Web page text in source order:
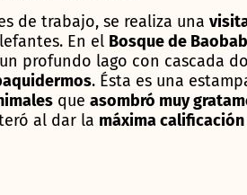
de trabajo, se realiza una
En el Bosque de
profundo lago con cascada
. Ésta es una
que asombró muy
al dar la máxima